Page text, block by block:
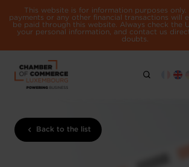
This website is for information purposes only.
payments or any other financial transactions will
be paid through this website. Always check the
your personal information, and contact us
doubts.
Back to the list